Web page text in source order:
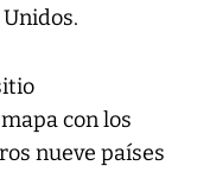
con los
nueve países